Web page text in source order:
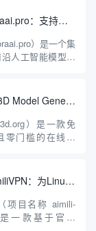
与运行环境而设
前支持包括
IDE、Codex、
soraai.pro：支持多模型文字转视频和图像生成的在线创作工具
）是一个集
人工智能模型的
及广大用户提供
即用的视觉内容
。网站的核心优
的多模型聚合能
AI 3D Model Generator：通过文本和图像快速生成3D模型的在线工具
）是一款免
零门槛的在线AI
大行业领先的AI
力于帮助用户无
3D拓扑知识或昂
，即可在...
AimiliVPN：为Linux提供纯净出站家庭IP的VPN代理网关
项目名称 aimili-
一款基于官方